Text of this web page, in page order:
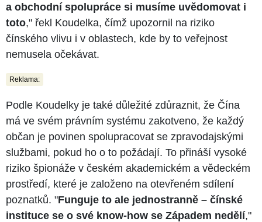
a obchodní spolupráce si musíme uvědomovat i
toto," řekl Koudelka, čímž upozornil na riziko
čínského vlivu i v oblastech, kde by to veřejnost
nemusela očekávat.
Reklama:
Podle Koudelky je také důležité zdůraznit, že Čína
má ve svém právním systému zakotveno, že každý
občan je povinen spolupracovat se zpravodajskými
službami, pokud ho o to požádají. To přináší vysoké
riziko špionáže v českém akademickém a vědeckém
prostředí, které je založeno na otevřeném sdílení
poznatků. "Funguje to ale jednostranně – čínské
instituce se o své know-how se Západem nedělí,"